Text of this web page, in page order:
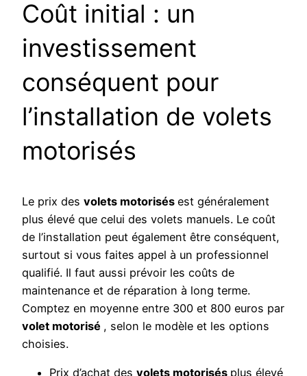
Coût initial : un
investissement
conséquent pour
l’installation de volets
motorisés
Le prix des volets motorisés est généralement
plus élevé que celui des volets manuels. Le coût
de l’installation peut également être conséquent,
surtout si vous faites appel à un professionnel
qualifié. Il faut aussi prévoir les coûts de
maintenance et de réparation à long terme.
Comptez en moyenne entre 300 et 800 euros par
volet motorisé , selon le modèle et les options
choisies.
Prix d’achat des volets motorisés plus élevé